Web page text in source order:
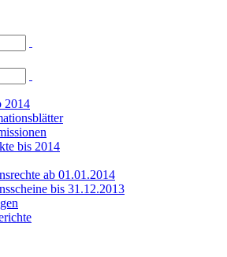
2014
bis 2014
ab 01.01.2014
bis 31.12.2013